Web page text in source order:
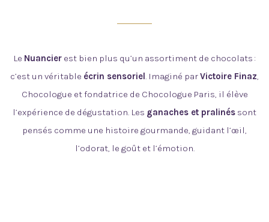
Le Nuancier est bien plus qu’un assortiment de chocolats :
c’est un véritable écrin sensoriel. Imaginé parVictoire Finaz,
Chocologue et fondatrice de Chocologue Paris, il élève
l’expérience de dégustation. Les ganaches et pralinés sont
pensés comme une histoire gourmande, guidant l’œil,
l’odorat, le goût et l’émotion.